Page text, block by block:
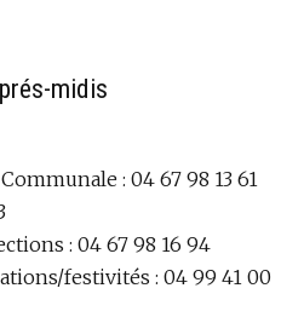
midis
: 04 67 98 13 61
: 04 67 98 16 94
festivités : 04 99 41 00